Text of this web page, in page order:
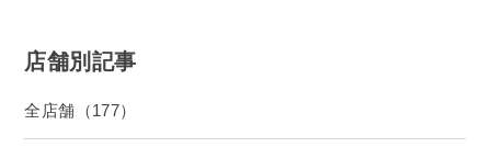
店舗別記事
全店舗（177）